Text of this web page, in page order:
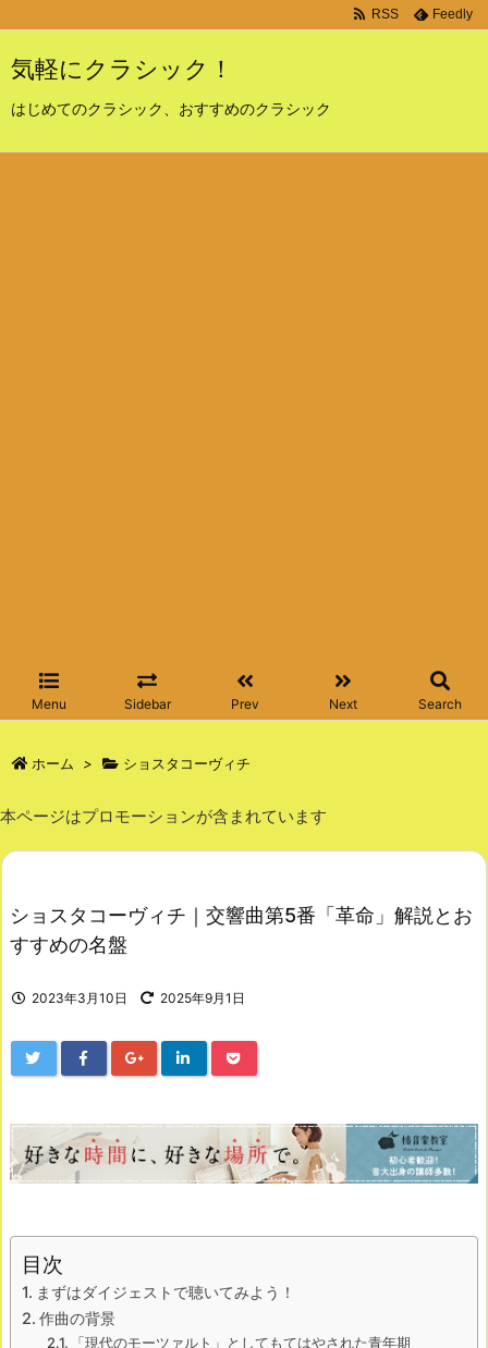
気軽にクラシック！
はじめてのクラシック、おすすめのクラシック
Menu Sidebar Prev Next Search
RSS Feedly
ホーム > ショスタコーヴィチ
本ページはプロモーションが含まれています
ショスタコーヴィチ｜交響曲第5番「革命」解説とお
すすめの名盤
2023年3月10日 2025年9月1日
目次
まずはダイジェストで聴いてみよう！
作曲の背景
「現代のモーツァルト」としてもてはやされた青年期